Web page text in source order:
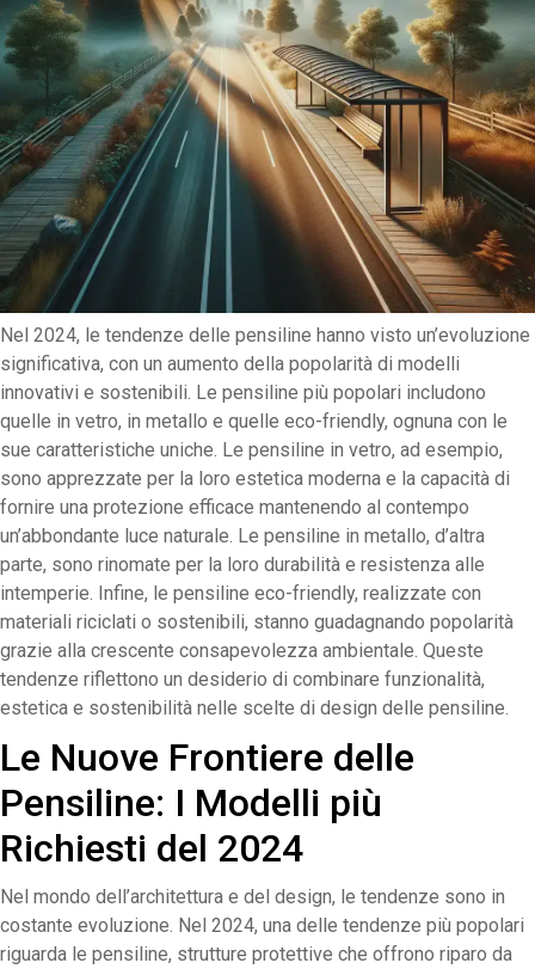
Nel 2024, le tendenze delle pensiline hanno visto un’evoluzione
significativa, con un aumento della popolarità di modelli
innovativi e sostenibili. Le pensiline più popolari includono
quelle in vetro, in metallo e quelle eco-friendly, ognuna con le
sue caratteristiche uniche. Le pensiline in vetro, ad esempio,
sono apprezzate per la loro estetica moderna e la capacità di
fornire una protezione efficace mantenendo al contempo
un’abbondante luce naturale. Le pensiline in metallo, d’altra
parte, sono rinomate per la loro durabilità e resistenza alle
intemperie. Infine, le pensiline eco-friendly, realizzate con
materiali riciclati o sostenibili, stanno guadagnando popolarità
grazie alla crescente consapevolezza ambientale. Queste
tendenze riflettono un desiderio di combinare funzionalità,
estetica e sostenibilità nelle scelte di design delle pensiline.
Le Nuove Frontiere delle
Pensiline: I Modelli più
Richiesti del 2024
Nel mondo dell’architettura e del design, le tendenze sono in
costante evoluzione. Nel 2024, una delle tendenze più popolari
riguarda le pensiline, strutture protettive che offrono riparo da